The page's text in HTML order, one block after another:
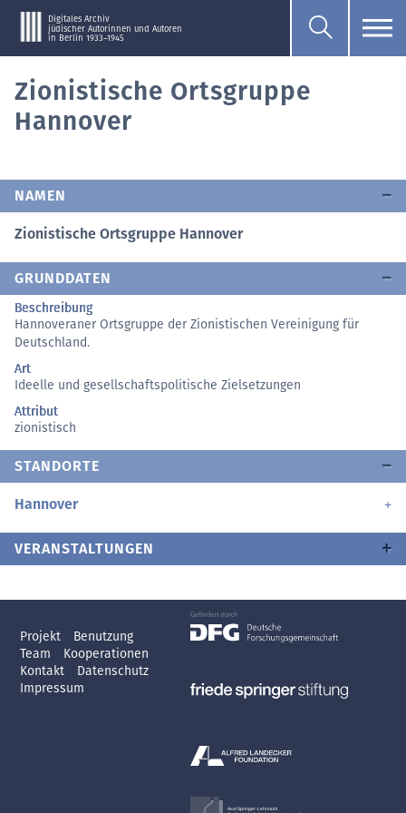
Digitales Archiv
jüdischer Autorinnen und Autoren
in Berlin 1933–1945
Zionistische Ortsgruppe
Hannover
NAMEN
Zionistische Ortsgruppe Hannover
GRUNDDATEN
Beschreibung
Hannoveraner Ortsgruppe der Zionistischen Vereinigung für
Deutschland.
Art
Ideelle und gesellschaftspolitische Zielsetzungen
Attribut
zionistisch
STANDORTE
Hannover
VERANSTALTUNGEN
Projekt
Benutzung
Team
Kooperationen
Kontakt
Datenschutz
Impressum
Axel Springer-Lehrstuhl